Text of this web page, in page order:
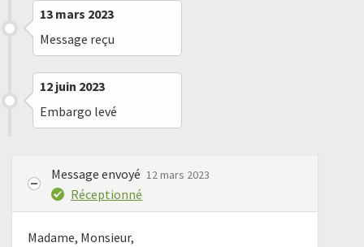
13 mars 2023
Message reçu
12 juin 2023
Embargo levé
Message envoyé 12 mars 2023
Réceptionné
Madame, Monsieur,